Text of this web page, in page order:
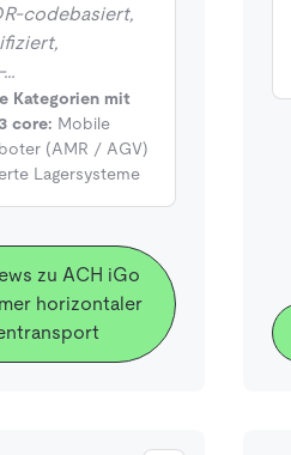
Kategorien mit
core: Mobile
(AMR / AGV)
Lagersysteme
zu ACH iGo
horizontaler